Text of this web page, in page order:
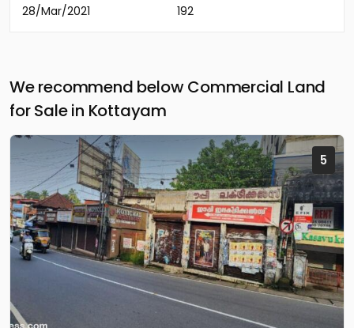
28/Mar/2021
192
We recommend below Commercial Land
for Sale in Kottayam
5